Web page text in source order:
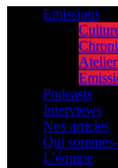
Emissions
Podcasts
Interviews
Nos articles
Qui
L’équipe